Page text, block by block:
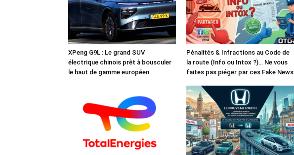
XPeng G9L : Le grand SUV
électrique chinois prêt à bousculer
le haut de gamme européen
Pénalités & Infractions au Code de
la route (Info ou Intox ?)… Ne vous
faites pas piéger par ces Fake News